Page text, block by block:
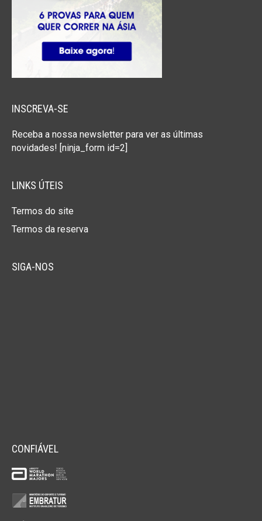
INSCREVA-SE
Receba a nossa newsletter para ver as últimas
novidades! [ninja_form id=2]
LINKS ÚTEIS
Termos do site
Termos da reserva
SIGA-NOS
CONFIÁVEL